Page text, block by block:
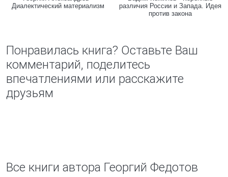
Диалектический материализм
различия России и Запада. Идея
против закона
Понравилась книга? Оставьте Ваш
комментарий, поделитесь
впечатлениями или расскажите
друзьям
Все книги автора Георгий Федотов